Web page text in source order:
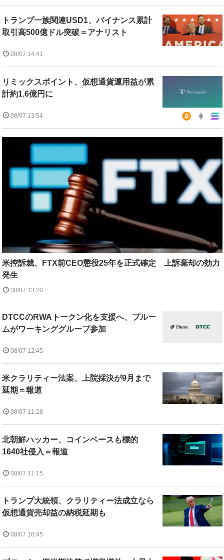
トランプ一族関連USD1、バイナンス累計
取引高500億ドル突破＝アナリスト
08/07 14:41
リミックスポイント、仮想通貨運用益が累
計約1.6億円に
08/07 13:54
米控訴裁、FTX前CEO懲役25年を正式確定 上訴棄却の効力
発生
08/07 13:20
DTCCのRWAトークン化を支援へ、プルー
ムがワーキンググループ参加
08/07 12:45
米クラリティー法案、上院採決が9月まで
延期＝報道
08/07 11:28
北朝鮮ハッカー、コインベースも標的
1640社侵入＝報道
08/07 11:15
トランプ大統領、クラリティー法成立なら
仮想通貨売却益の納税延期も
08/07 10:45